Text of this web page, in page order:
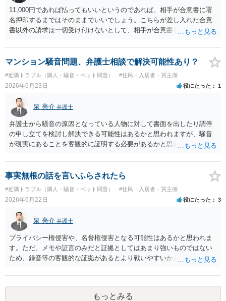
11,000円であれば払ってもいいというのであれば、相手が合意書に署
名押印するまではそのままでいいでしょう。こちらが差し入れた合意
書以外の請求は一切受け付けないとして、相手が合意書を作成するま
入れてしまっているということなので、もし11,000円の支払い合意も
撤回したいというのであれば、できれば内容証明で先方の支払いの請
求について一切応じるつもりがない旨を書面で伝えたうえで、先に差
し入れた合意書は撤回すると明確に示す必要があります。
マンション騒音問題、弁護士相談で解決可能性あり？
#近隣トラブル（隣人・騒音・ペット問題） #住民・入居者・買主側
2026年6月23日 役にたった 1
泉 亮介 弁護士
弁護士から騒音の原因となっている人物に対して書面を出したり調停
の申し立てを検討し解決できる可能性はあるかと思われますが、騒音
が現実にあることを客観的に証明する必要があるかと思われます。
事実無根の話を言いふらされたら
#近隣トラブル（隣人・騒音・ペット問題） #住民・入居者・買主側
2026年6月22日 役にたった 3
泉 亮介 弁護士
プライバシー権侵害や、名誉権侵害となる可能性はあるかと思われま
す。ただ、メモや証言のみだと証拠としてはあまり強いものではない
ため、録音等の客観的な証拠があるとより戦いやすいかと思われま
もっとみる